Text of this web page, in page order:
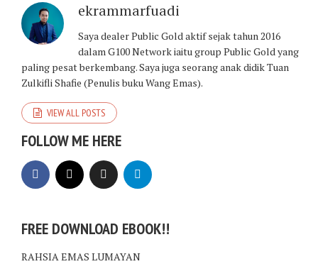
ekrammarfuadi
Saya dealer Public Gold aktif sejak tahun 2016
dalam G100 Network iaitu group Public Gold yang
paling pesat berkembang. Saya juga seorang anak didik Tuan
Zulkifli Shafie (Penulis buku Wang Emas).
VIEW ALL POSTS
FOLLOW ME HERE
FREE DOWNLOAD EBOOK!!
RAHSIA EMAS LUMAYAN